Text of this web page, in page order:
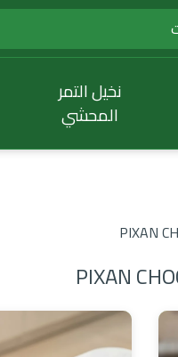
نخيل التمر
المحشي